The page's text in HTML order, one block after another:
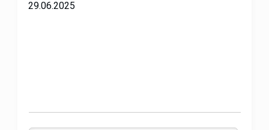
29.06.2025